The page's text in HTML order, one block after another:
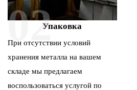
02Упаковка
При отсутствии условий
хранения металла на вашем
складе мы предлагаем
воспользоваться услугой по